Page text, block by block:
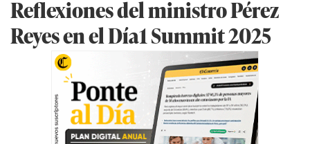
Reflexiones del ministro Pérez
Reyes en el Día1 Summit 2025